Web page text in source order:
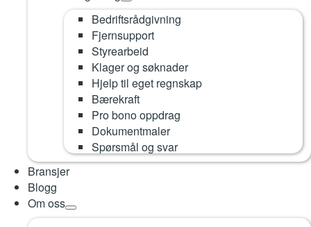
Bedriftsrådgivning
Fjernsupport
Styrearbeid
Klager og søknader
Hjelp til eget regnskap
Bærekraft
Pro bono oppdrag
Dokumentmaler
Spørsmål og svar
Bransjer
Blogg
Om oss